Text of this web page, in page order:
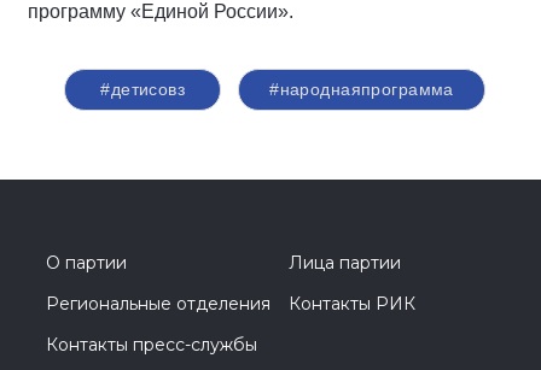
программу «Единой России».
#детисовз #народнаяпрограмма
О партии
Лица партии
Региональные отделения
Контакты РИК
Контакты пресс-службы